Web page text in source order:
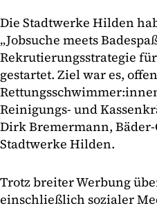
Die Stadtwerke Hilden
„Jobsuche meets
Rekrutierungsstrategie
gestartet. Ziel war es,
Reinigungs- und
Dirk Bremermann,
Stadtwerke Hilden.
Trotz breiter Werbung
einschließlich sozialer